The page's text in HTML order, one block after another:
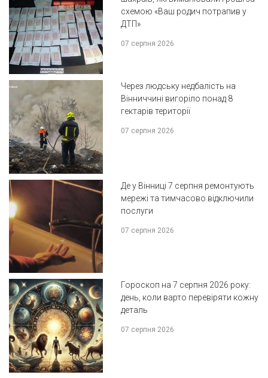
схемою «Ваш родич потрапив у
ДТП»
07 серпня 2026
Через людську недбалість на
Вінниччині вигоріло понад 8
гектарів території
07 серпня 2026
Де у Вінниці 7 серпня ремонтують
мережі та тимчасово відключили
послуги
07 серпня 2026
Гороскоп на 7 серпня 2026 року:
день, коли варто перевіряти кожну
деталь
07 серпня 2026